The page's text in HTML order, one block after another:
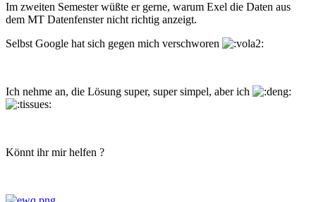
Im zweiten Semester wüßte er gerne, warum Exel die Daten aus
dem MT Datenfenster nicht richtig anzeigt.
Selbst Google hat sich gegen mich verschworen
Ich nehme an, die Lösung super, super simpel, aber ich
Könnt ihr mir helfen ?